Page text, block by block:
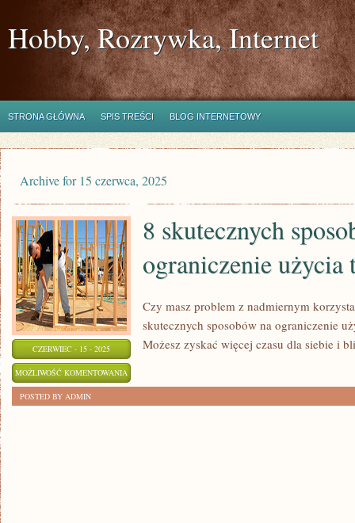
Hobby, Rozrywka, Internet
STRONA GŁÓWNA SPIS TREŚCI BLOG INTERNETOWY
Archive for 15 czerwca, 2025
CZERWIEC - 15 - 2025
MOŻLIWOŚĆ KOMENTOWANIA
ZOSTAŁA WYŁĄCZONA
8 skutecznych
ograniczenie
Czy masz problem z nadmiernym
skutecznych sposobów na ograniczenie
Możesz zyskać więcej czasu dla siebie i
POSTED BY ADMIN